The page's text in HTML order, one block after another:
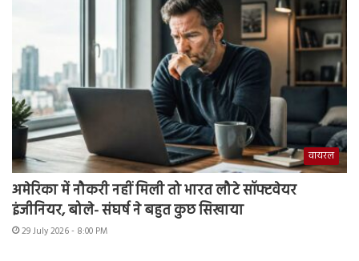
वायरल
अमेरिका में नौकरी नहीं मिली तो भारत लौटे सॉफ्टवेयर
इंजीनियर, बोले- संघर्ष ने बहुत कुछ सिखाया
29 July 2026 - 8:00 PM